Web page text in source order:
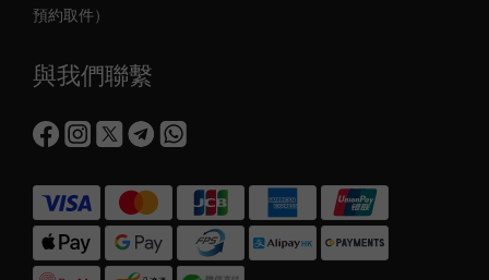
預約取件）
與我們聯繫